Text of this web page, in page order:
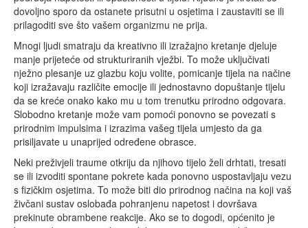
dovoljno sporo da ostanete prisutni u osjetima i zaustaviti se ili
prilagoditi sve što vašem organizmu ne prija.
Mnogi ljudi smatraju da kreativno ili izražajno kretanje djeluje
manje prijeteće od strukturiranih vježbi. To može uključivati
nježno plesanje uz glazbu koju volite, pomicanje tijela na načine
koji izražavaju različite emocije ili jednostavno dopuštanje tijelu
da se kreće onako kako mu u tom trenutku prirodno odgovara.
Slobodno kretanje može vam pomoći ponovno se povezati s
prirodnim impulsima i izrazima vašeg tijela umjesto da ga
prisiljavate u unaprijed određene obrasce.
Neki preživjeli traume otkriju da njihovo tijelo želi drhtati, tresati
se ili izvoditi spontane pokrete kada ponovno uspostavljaju vezu
s fizičkim osjetima. To može biti dio prirodnog načina na koji vaš
živčani sustav oslobađa pohranjenu napetost i dovršava
prekinute obrambene reakcije. Ako se to dogodi, općenito je